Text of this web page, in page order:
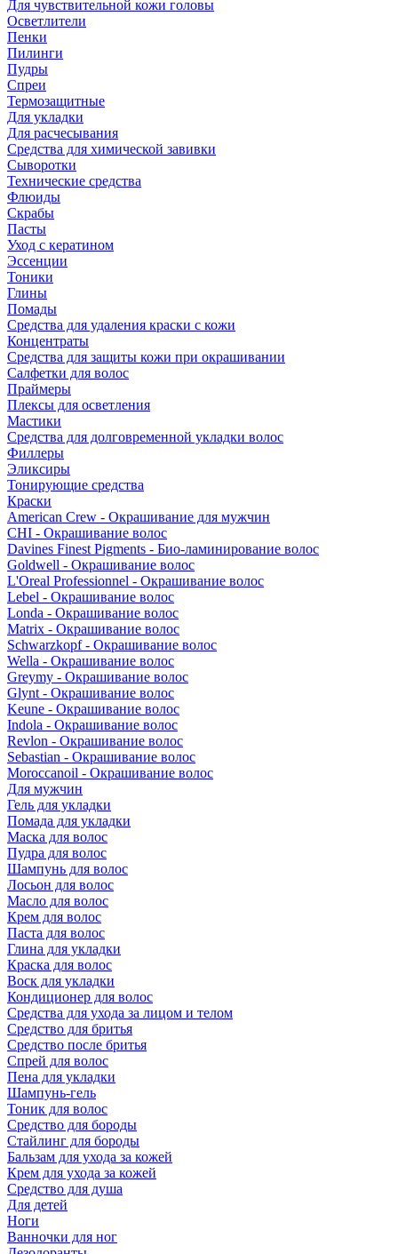
Для чувствительной кожи головы
Осветлители
Пенки
Пилинги
Пудры
Спреи
Термозащитные
Для укладки
Для расчесывания
Средства для химической завивки
Сыворотки
Технические средства
Флюиды
Скрабы
Пасты
Уход с кератином
Эссенции
Тоники
Глины
Помады
Средства для удаления краски с кожи
Концентраты
Средства для защиты кожи при окрашивании
Салфетки для волос
Праймеры
Плексы для осветления
Мастики
Средства для долговременной укладки волос
Филлеры
Эликсиры
Тонирующие средства
Краски
American Crew - Окрашивание для мужчин
CHI - Окрашивание волос
Davines Finest Pigments - Био-ламинирование волос
Goldwell - Окрашивание волос
L'Oreal Professionnel - Окрашивание волос
Lebel - Окрашивание волос
Londa - Окрашивание волос
Matrix - Окрашивание волос
Schwarzkopf - Окрашивание волос
Wella - Окрашивание волос
Greymy - Окрашивание волос
Glynt - Окрашивание волос
Keune - Окрашивание волос
Indola - Окрашивание волос
Revlon - Окрашивание волос
Sebastian - Окрашивание волос
Moroccanoil - Окрашивание волос
Для мужчин
Гель для укладки
Помада для укладки
Маска для волос
Пудра для волос
Шампунь для волос
Лосьон для волос
Масло для волос
Крем для волос
Паста для волос
Глина для укладки
Краска для волос
Воск для укладки
Кондиционер для волос
Средства для ухода за лицом и телом
Средство для бритья
Средство после бритья
Спрей для волос
Пена для укладки
Шампунь-гель
Тоник для волос
Средство для бороды
Стайлинг для бороды
Бальзам для ухода за кожей
Крем для ухода за кожей
Средство для душа
Для детей
Ноги
Ванночки для ног